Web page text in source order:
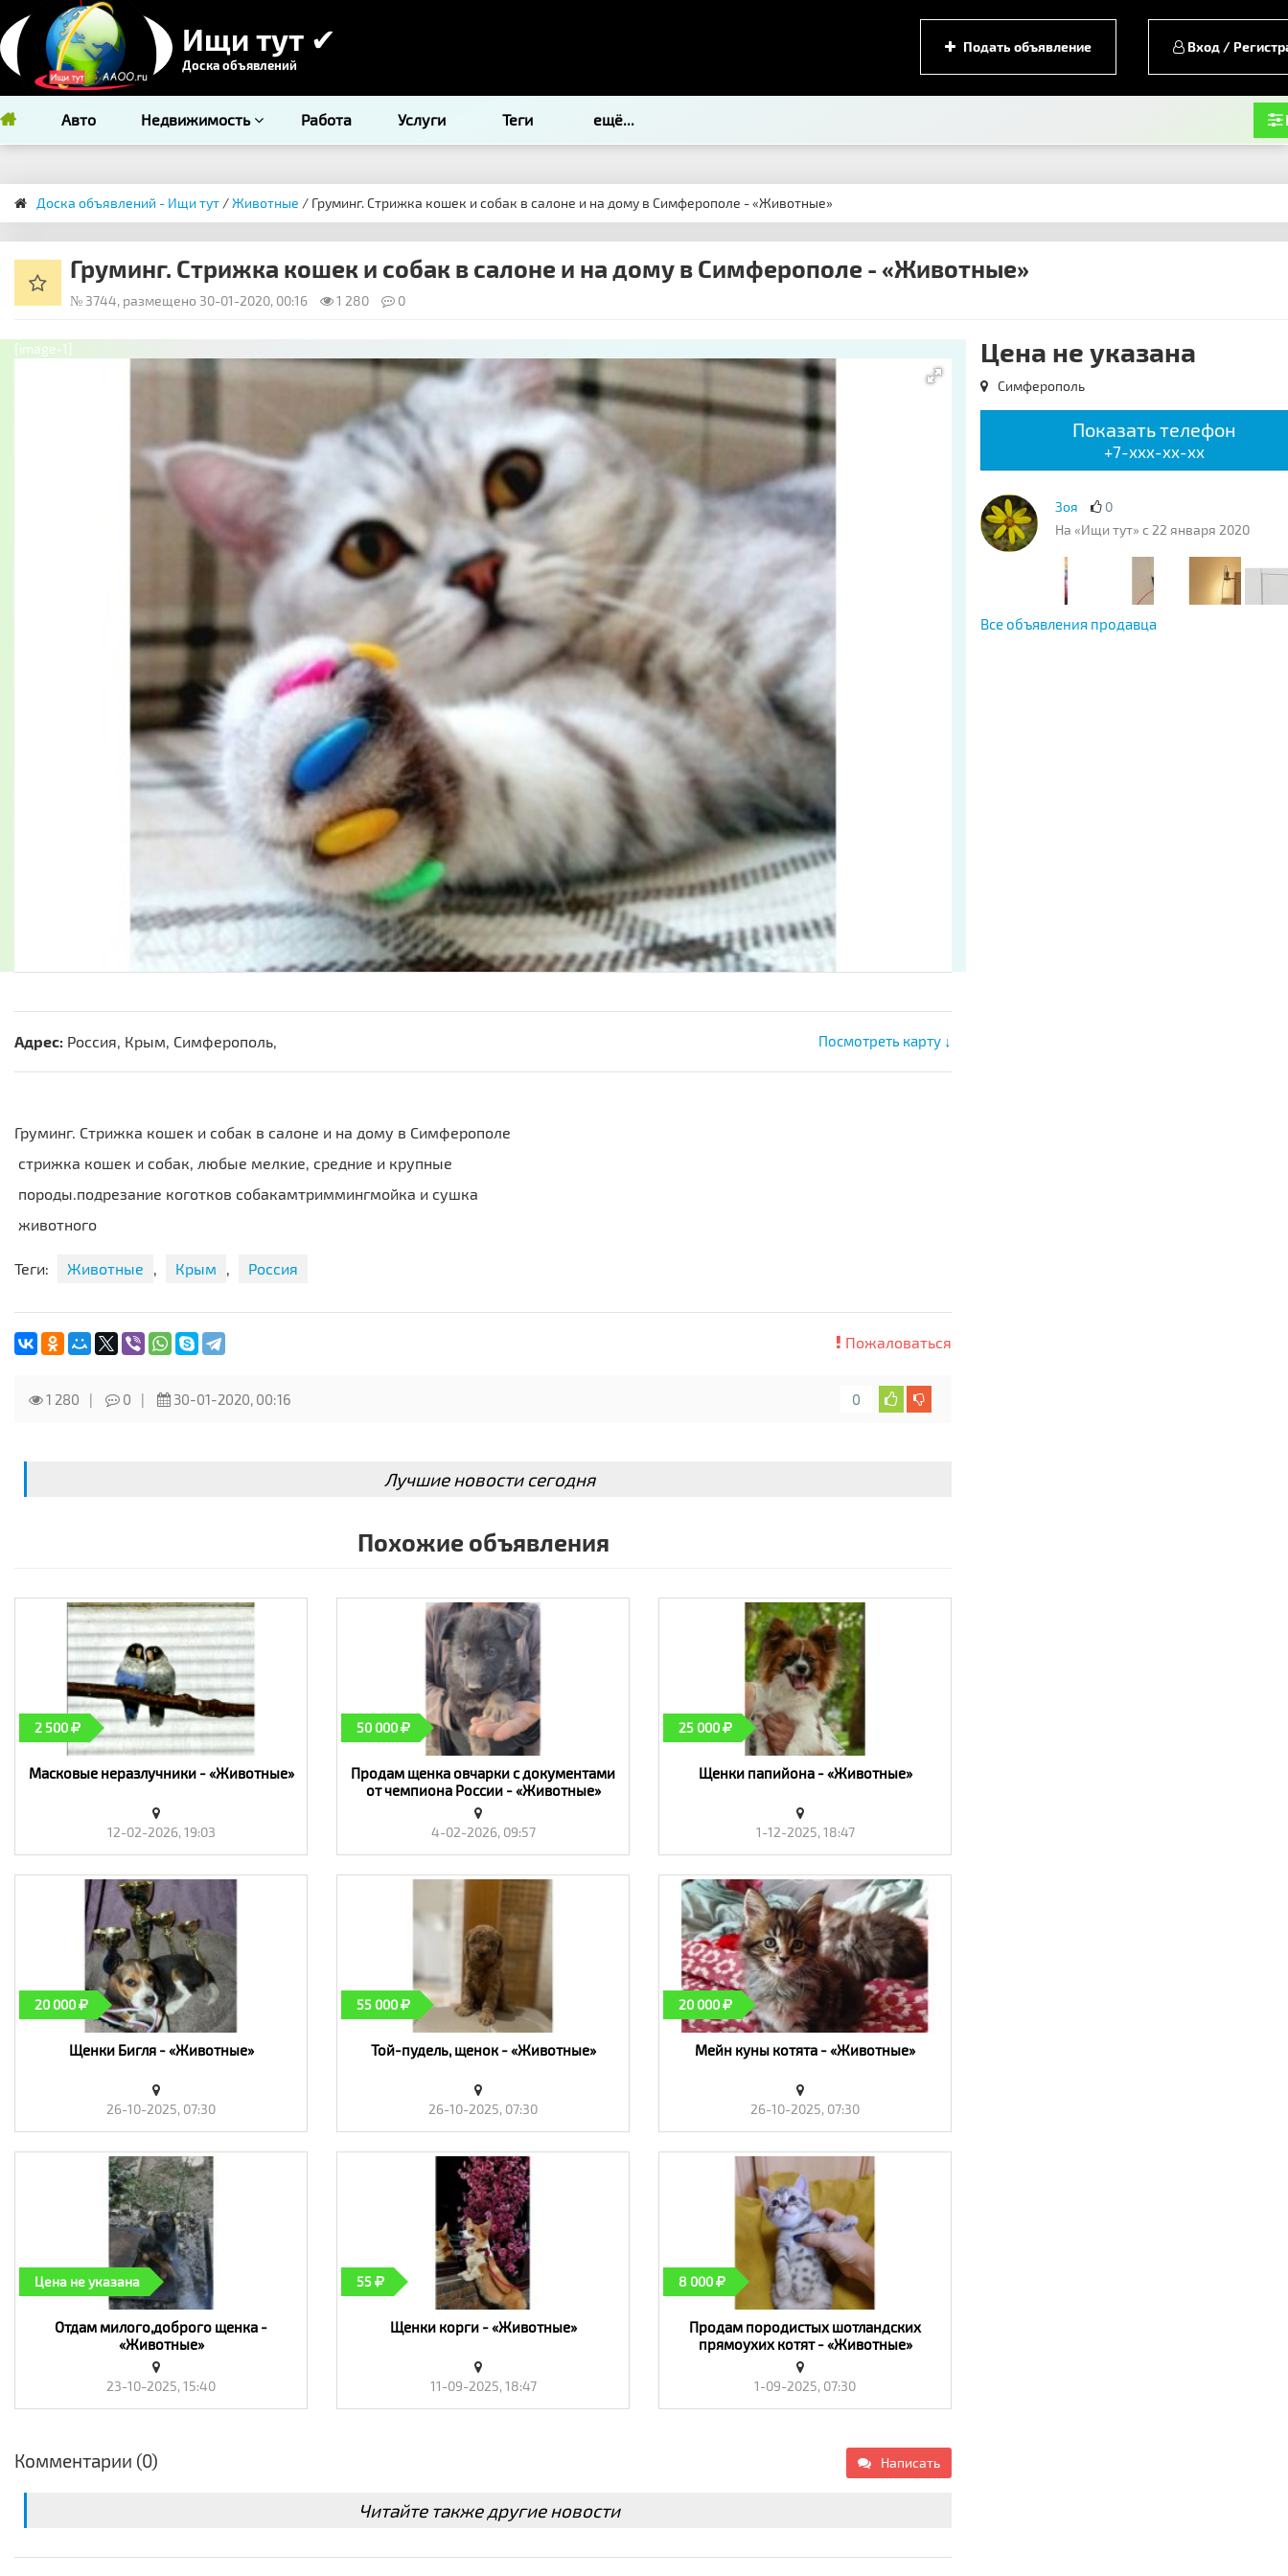
Ищи тут ✔
Доска объявлений
Подать объявление Вход /
Авто Недвижимость Работа Услуги Теги ещё...
Доска объявлений - Ищи тут /Животные / Груминг. Стрижка кошек и собак в салоне и на дому в Симферополе - «Животные»
Груминг. Стрижка кошек и собак в салоне и на дому в Симферополе - «Животные»
№ 3744, размещено 30-01-2020, 00:16 1 280 0
[image-1] Цена не указана
Симферополь
Показать телефон
+7-xxx-xx-xx
Зоя
0
На «Ищи тут» с 22 января 2020
Все объявления продавца
Адрес: Россия, Крым, Симферополь, Посмотреть карту ↓
Груминг. Стрижка кошек и собак в салоне и на дому в Симферополе
стрижка кошек и собак, любые мелкие, средние и крупные
породы.подрезание коготков собакамтриммингмойка и сушка
животного
Теги: Животные , Крым , Россия
Пожаловаться
1 280 0 30-01-2020, 00:16 0
Лучшие новости сегодня
Похожие объявления
2 500
Масковые неразлучники - «Животные»
12-02-2026, 19:03
50 000
Продам щенка овчарки с документами
от чемпиона России - «Животные»
4-02-2026, 09:57
25 000
Щенки папийона - «Животные»
1-12-2025, 18:47
20 000
Щенки Бигля - «Животные»
26-10-2025, 07:30
55 000
Той-пудель, щенок - «Животные»
26-10-2025, 07:30
20 000
Мейн куны котята - «Животные»
26-10-2025, 07:30
Цена не указана
Отдам милого,доброго щенка -
«Животные»
23-10-2025, 15:40
55
Щенки корги - «Животные»
11-09-2025, 18:47
8 000
Продам породистых шотландских
прямоухих котят - «Животные»
1-09-2025, 07:30
Комментарии (0) Написать
Читайте также другие новости